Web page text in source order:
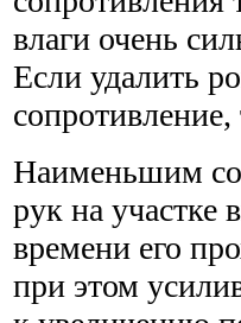
влаги очень
Если удалить
Наименьшим
рук на
времени его
при этом